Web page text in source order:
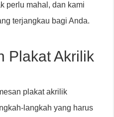
perlu mahal, dan kami
terjangkau bagi Anda.
Plakat Akrilik
plakat akrilik
langkah yang harus